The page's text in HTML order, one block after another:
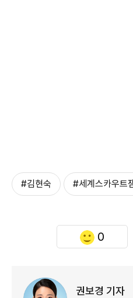
#김현숙 #세계스카우트
0
권보경 기자